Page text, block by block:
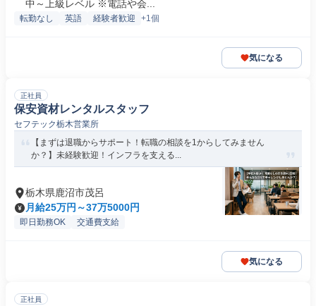
中～上級レベル ※電話や会...
転勤なし 英語 経験者歓迎 +1個
気になる
正社員
保安資材レンタルスタッフ
セフテック栃木営業所
【まずは退職からサポート！転職の相談を1からしてみません
か？】未経験歓迎！インフラを支える...
栃木県鹿沼市茂呂
月給25万円～37万5000円
即日勤務OK 交通費支給
気になる
正社員